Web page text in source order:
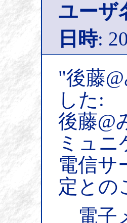
ユーザ
日時:
"後藤
した:
後藤@
ミュ
電信サ
定との
電子